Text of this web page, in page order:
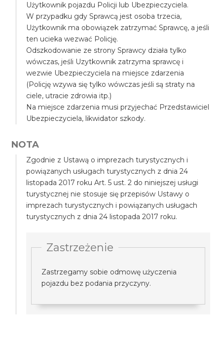
Użytkownik pojazdu Policji lub Ubezpieczyciela.
W przypadku gdy Sprawcą jest osoba trzecia,
Użytkownik ma obowiązek zatrzymać Sprawcę, a jeśli
ten ucieka wezwać Policję.
Odszkodowanie ze strony Sprawcy działa tylko
wówczas, jeśli Uzytkownik zatrzyma sprawcę i
wezwie Ubezpieczyciela na miejsce zdarzenia
(Policję wzywa się tylko wówczas jeśli są straty na
ciele, utracie zdrowia itp.)
Na miejsce zdarzenia musi przyjechać Przedstawiciel
Ubezpieczyciela, likwidator szkody.
NOTA
Zgodnie z Ustawą o imprezach turystycznych i
powiązanych usługach turystycznych z dnia 24
listopada 2017 roku Art. 5 ust. 2 do niniejszej usługi
turystycznej nie stosuje się przepisów Ustawy o
imprezach turystycznych i powiązanych usługach
turystycznych z dnia 24 listopada 2017 roku.
Zastrzeżenie
Zastrzegamy sobie odmowę użyczenia
pojazdu bez podania przyczyny.